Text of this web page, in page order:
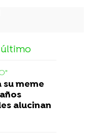
último
su meme
alucinan